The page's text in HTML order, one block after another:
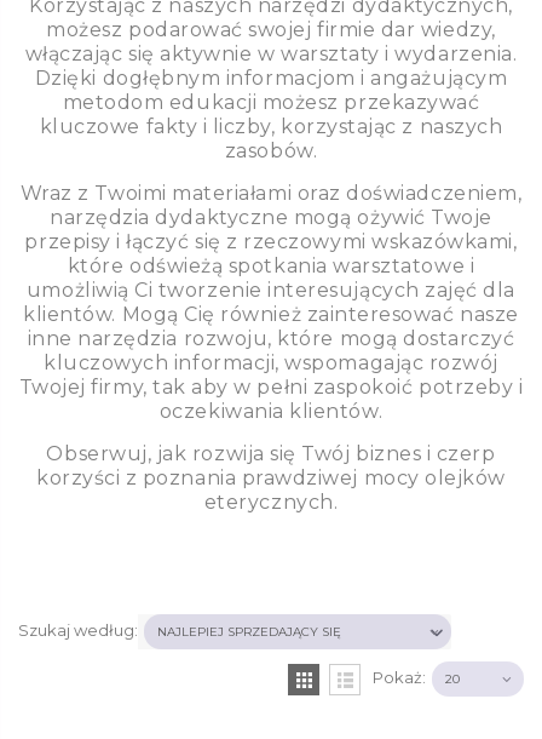
Korzystając z naszych narzędzi dydaktycznych,
możesz podarować swojej firmie dar wiedzy,
włączając się aktywnie w warsztaty i wydarzenia.
Dzięki dogłębnym informacjom i angażującym
metodom edukacji możesz przekazywać
kluczowe fakty i liczby, korzystając z naszych
zasobów.
Wraz z Twoimi materiałami oraz doświadczeniem,
narzędzia dydaktyczne mogą ożywić Twoje
przepisy i łączyć się z rzeczowymi wskazówkami,
które odświeżą spotkania warsztatowe i
umożliwią Ci tworzenie interesujących zajęć dla
klientów. Mogą Cię również zainteresować nasze
inne narzędzia rozwoju, które mogą dostarczyć
kluczowych informacji, wspomagając rozwój
Twojej firmy, tak aby w pełni zaspokoić potrzeby i
oczekiwania klientów.
Obserwuj, jak rozwija się Twój biznes i czerp
korzyści z poznania prawdziwej mocy olejków
eterycznych.
Szukaj według:
Pokaż: